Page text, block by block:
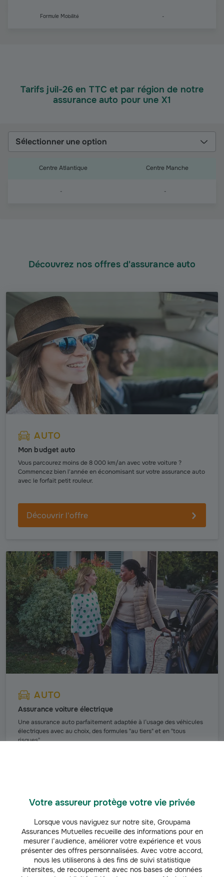
Votre assureur protège votre vie privée
Lorsque vous naviguez sur notre site, Groupama
Assurances Mutuelles recueille des informations pour en
mesurer l’audience, améliorer votre expérience et vous
présenter des offres personnalisées. Avec votre accord,
nous les utiliserons à des fins de suivi statistique
intersites, de recoupement avec nos bases de données
Formule Mobilité -
Tarifs juil-26 en TTC et par région de notre
assurance auto pour une X1
Sélectionner une option
Centre Atlantique Centre Manche
- -
Découvrez nos offres d'assurance auto
AUTO
Mon budget auto
Vous parcourez moins de 8 000 km/an avec votre voiture ?
Commencez bien l'année en économisant sur votre assurance auto
avec le forfait petit rouleur.
Découvrir l'offre
AUTO
Assurance voiture électrique
Une assurance auto parfaitement adaptée à l’usage des véhicules
électriques avec au choix, des formules "au tiers" et en "tous
risques".
AUTO
Prix d'un contrôle technique